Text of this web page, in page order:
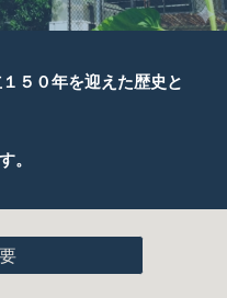
５０年を迎えた歴史と
。